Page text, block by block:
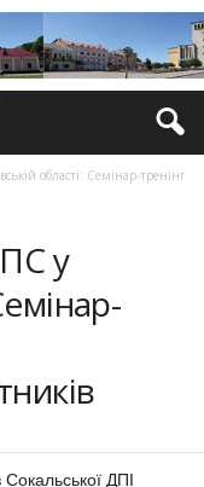
області: Семінар-тренінг
у
Сокальської ДПІ